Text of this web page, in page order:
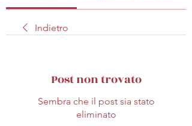
Indietro
Post non trovato
Sembra che il post sia stato
eliminato